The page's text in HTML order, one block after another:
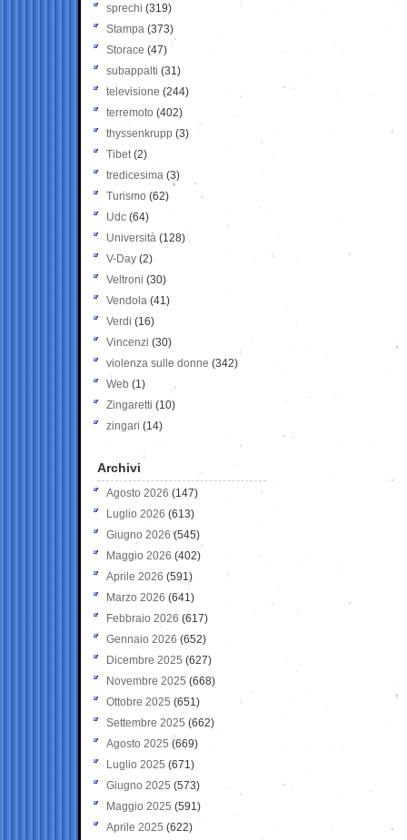
sprechi (319)
Stampa (373)
Storace (47)
subappalti (31)
televisione(244)
terremoto (402)
thyssenkrupp (3)
Tibet(2)
tredicesima (3)
Turismo (62)
Udc (64)
Università (128)
V-Day (2)
Veltroni (30)
Vendola (41)
Verdi (16)
Vincenzi (30)
violenza sulle donne (342)
Web (1)
Zingaretti (10)
zingari (14)
Archivi
Agosto 2026 (147)
Luglio 2026 (613)
Giugno 2026 (545)
Maggio 2026 (402)
Aprile 2026 (591)
Marzo 2026 (641)
Febbraio 2026 (617)
Gennaio 2026 (652)
Dicembre 2025 (627)
Novembre 2025 (668)
Ottobre 2025 (651)
Settembre 2025 (662)
Agosto 2025 (669)
Luglio 2025 (671)
Giugno 2025 (573)
Maggio 2025 (591)
Aprile 2025 (622)